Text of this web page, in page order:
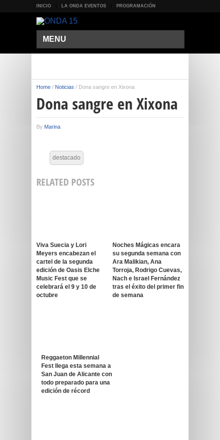
INICIO LA ONDA EVENTOS PROGRAMACIÓN
MENU
Home / Noticias / Dona sangre en Xixona
Dona sangre en Xixona
By Marina
destacado
RELATED POSTS
Viva Suecia y Lori
Meyers encabezan el
cartel de la segunda
edición de Oasis Elche
Music Fest que se
celebrará el 9 y 10 de
octubre
Noches Mágicas encara
su segunda semana con
Ara Malikian, Ana
Torroja, Rodrigo Cuevas,
Nach e Israel Fernández
tras el éxito del primer fin
de semana
Reggaeton Millennial
Fest llega esta semana a
San Juan de Alicante con
todo preparado para una
edición de récord